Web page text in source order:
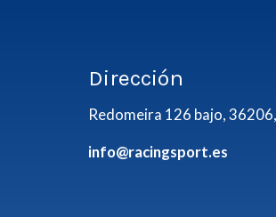
Dirección
Redomeira 126 bajo,
info@racingsport.es